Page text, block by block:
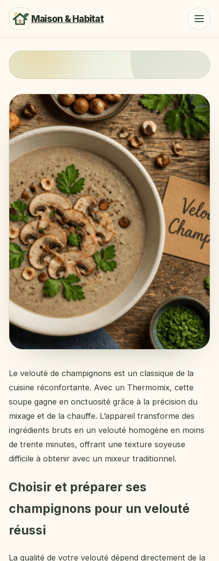
Maison & Habitat
Le velouté de champignons est un classique de la
cuisine réconfortante. Avec un Thermomix, cette
soupe gagne en onctuosité grâce à la précision du
mixage et de la chauffe. L’appareil transforme des
ingrédients bruts en un velouté homogène en moins
de trente minutes, offrant une texture soyeuse
difficile à obtenir avec un mixeur traditionnel.
Choisir et préparer ses
champignons pour un velouté
réussi
La qualité de votre velouté dépend directement de la